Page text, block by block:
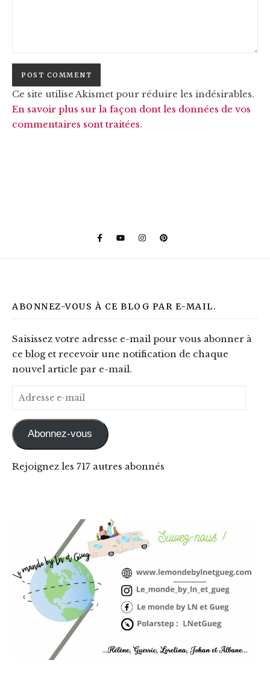
Ce site utilise Akismet pour réduire les indésirables.
En savoir plus sur la façon dont les données de vos
commentaires sont traitées.
ABONNEZ-VOUS À CE BLOG PAR E-MAIL.
Saisissez votre adresse e-mail pour vous abonner à
ce blog et recevoir une notification de chaque
nouvel article par e-mail.
Adresse e-mail
Abonnez-vous
Rejoignez les 717 autres abonnés